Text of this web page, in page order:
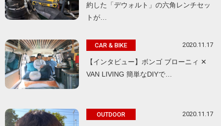
約した「デウォルト」の六角レンチセッ
トが…
CAR & BIKE 2020.11.17
【インタビュー】ボンゴ ブローニィ ✕
VAN LIVING 簡単なDIYで…
OUTDOOR 2020.11.17